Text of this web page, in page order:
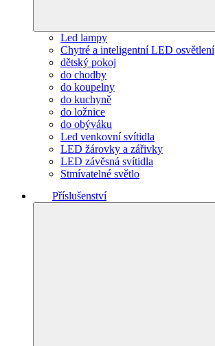
Led lampy
Chytré a inteligentní LED osvětlení
dětský pokoj
do chodby
do koupelny
do kuchyně
do ložnice
do obýváku
Led venkovní svítidla
LED žárovky a zářivky
LED závěsná svítidla
Stmívatelné světlo
Příslušenství